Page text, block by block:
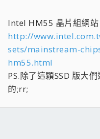
Intel HM55 晶片組網站
http://
sets/mainstream-
hm55.html
PS.除了這顆SSD 版大
的;rr;